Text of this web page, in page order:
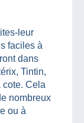
leur
faciles à
dans
Tintin,
Cela
nombreux
ou à